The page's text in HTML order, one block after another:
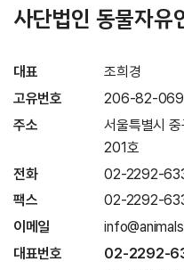
사단법인 동물자유
대표
조희경
고유번호
206-82-
주소
서울특별시
201호
전화
02-2292-
팩스
02-2292-
이메일
대표번호
02-2292-